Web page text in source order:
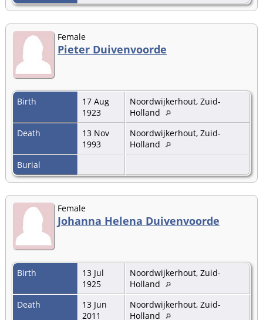
Female
Pieter Duivenvoorde
Birth
17 Aug
1923
Noordwijkerhout, Zuid-
Holland
Death
13 Nov
1993
Noordwijkerhout, Zuid-
Holland
Burial
Female
Johanna Helena Duivenvoorde
Birth
13 Jul
1925
Noordwijkerhout, Zuid-
Holland
Death
13 Jun
2011
Noordwijkerhout, Zuid-
Holland